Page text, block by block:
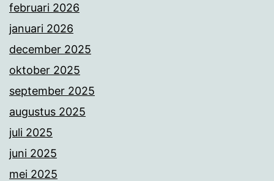
februari 2026
januari 2026
december 2025
oktober 2025
september 2025
augustus 2025
juli 2025
juni 2025
mei 2025